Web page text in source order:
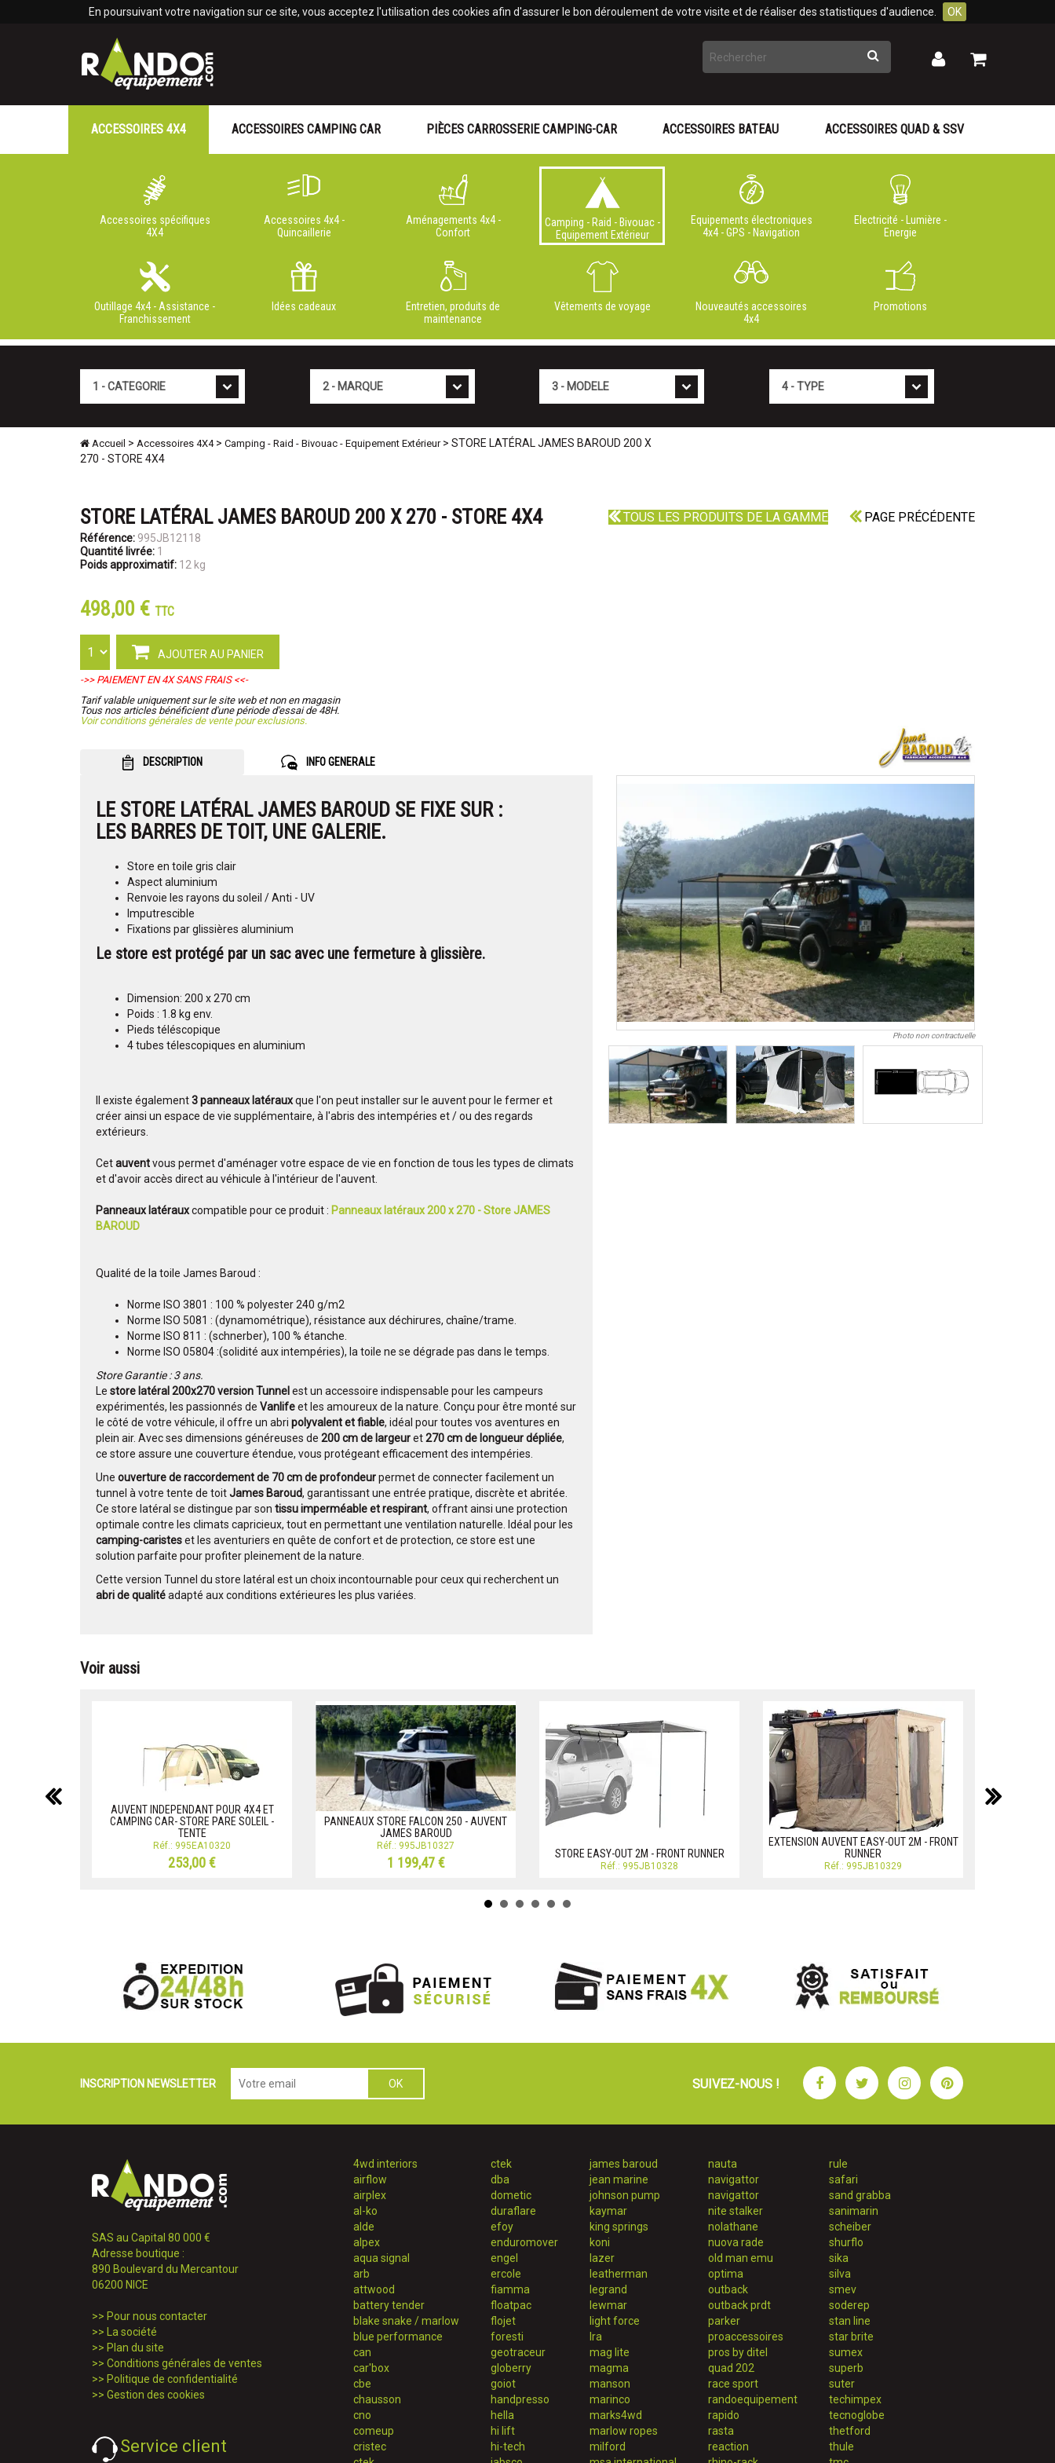
En poursuivant votre navigation sur ce site, vous acceptez l'utilisation des cookies afin d'assurer le bon déroulement de votre visite et de réaliser des statistiques d'audience. OK
Rechercher Mon
Mon
ACCESSOIRES 4X4
Accessoires spécifiques
4X4
Accessoires 4x4 -
Quincaillerie
Aménagements 4x4 -
Confort
Camping - Raid - Bivouac -
Equipement Extérieur
Equipements électroniques
4x4 - GPS - Navigation
Electricité - Lumière -
Energie
Outillage 4x4 - Assistance -
Franchissement
Idées cadeaux
Entretien, produits de
maintenance
Vêtements de voyage
Nouveautés accessoires
4x4
Promotions
ACCESSOIRES CAMPING CAR PIÈCES CARROSSERIE CAMPING-CAR ACCESSOIRES BATEAU ACCESSOIRES QUAD & SSV
Accueil > Accessoires 4X4> Camping - Raid - Bivouac - Equipement Extérieur> STORE LATÉRAL JAMES BAROUD 200 X
270 - STORE 4X4
TOUS LES PRODUITS DE LA GAMME PAGE PRÉCÉDENTE
STORE LATÉRAL JAMES BAROUD 200 X 270 - STORE 4X4
Référence: 995JB12118
Quantité livrée: 1
Poids approximatif: 12 kg
498,00 € TTC
AJOUTER AU PANIER
->> PAIEMENT EN 4X SANS FRAIS <<-
Tarif valable uniquement sur le site web et non en magasin
Tous nos articles bénéficient d'une période d'essai de 48H.
Voir conditions générales de vente pour exclusions.
DESCRIPTION INFO GENERALE
LE STORE LATÉRAL JAMES BAROUD SE FIXE SUR :
LESBARRES DE TOIT, UNE GALERIE.
Store en toile gris clair
Aspect aluminium
Renvoie les rayons du soleil / Anti - UV
Imputrescible
Fixations par glissières aluminium
Le store est protégé par un sac avec une fermeture à glissière.
Dimension: 200 x 270 cm
Poids : 1.8 kg env.
Pieds téléscopique
4 tubes télescopiques en aluminium
Il existe également3 panneaux latérauxque l'on peut installer sur le auvent pour le fermer et
créer ainsi un espace de vie supplémentaire, à l'abris des intempéries et / ou des regards
extérieurs.
Cetauventvous permet d'aménager votre espace de vie en fonction de tous les types de climats
et d'avoir accès direct au véhicule à l'intérieur de l'auvent.
Panneaux latérauxcompatible pour ce produit : Panneaux latéraux 200 x 270 - Store JAMES
BAROUD
Qualité de la toile James Baroud :
Norme ISO 3801 : 100 % polyester 240 g/m2
Norme ISO 5081 : (dynamométrique), résistance aux déchirures, chaîne/trame.
Norme ISO 811 : (schnerber), 100 % étanche.
Norme ISO 05804 :(solidité aux intempéries), la toile ne se dégrade pas dans le temps.
Store Garantie : 3 ans.
Le store latéral 200x270 version Tunnel est un accessoire indispensable pour les campeurs
expérimentés, les passionnés de Vanlifeet les amoureux de la nature. Conçu pour être monté sur
le côté de votre véhicule, il offre un abri polyvalent et fiable, idéal pour toutes vos aventures en
plein air. Avec ses dimensions généreuses de 200 cm de largeuret270 cm de longueur dépliée,
ce store assure une couverture étendue, vous protégeant efficacement des intempéries.
Une ouverture de raccordement de 70 cm de profondeurpermet de connecter facilement un
tunnel à votre tente de toitJames Baroud, garantissant une entrée pratique, discrète et abritée.
Ce store latéral se distingue par son tissu imperméable et respirant, offrant ainsi une protection
optimale contre les climats capricieux, tout en permettant une ventilation naturelle. Idéal pour les
camping-caristeset les aventuriers en quête de confort et de protection, ce store est une
solution parfaite pour profiter pleinement de la nature.
Cette version Tunnel du store latéral est un choix incontournable pour ceux qui recherchent un
abri de qualitéadapté aux conditions extérieures les plus variées.
Photo non contractuelle
Voir aussi
AUVENT INDEPENDANT POUR 4X4 ET
CAMPING CAR- STORE PARE SOLEIL -
TENTE
Réf.: 995EA10320
253,00 €
PANNEAUX STORE FALCON 250 - AUVENT
JAMES BAROUD
Réf.: 995JB10327
1 199,47 €
STORE EASY-OUT 2M - FRONT RUNNER
Réf.: 995JB10328
EXTENSION AUVENT EASY-OUT 2M - FRONT
RUNNER
Réf.: 995JB10329
précédent
INSCRIPTION NEWSLETTER SUIVEZ-NOUS ! FacebookTwitterInstagramPinterest
SAS au Capital 80 000 €
Adresse boutique :
890 Boulevard du Mercantour
06200 NICE
>> Pour nous contacter
>> La société
>> Plan du site
>> Conditions générales de ventes
>> Politique de confidentialité
>> Gestion des cookies
Service client
4wd interiors
airflow
airplex
al-ko
alde
alpex
aqua signal
arb
attwood
battery tender
blake snake / marlow
blue performance
can
car'box
cbe
chausson
cno
comeup
cristec
ctek
dba
dometic
duraflare
efoy
enduromover
engel
ercole
fiamma
floatpac
flojet
foresti
geotraceur
globerry
goiot
handpresso
hella
hi lift
hi-tech
james baroud
jean marine
johnson pump
kaymar
king springs
koni
lazer
leatherman
legrand
lewmar
light force
lra
mag lite
magma
manson
marinco
marks4wd
marlow ropes
milford
nauta
navigattor
navigattor
nite stalker
nolathane
nuova rade
old man emu
optima
outback
outback prdt
parker
proaccessoires
pros by ditel
quad 202
race sport
randoequipement
rapido
rasta
reaction
rule
safari
sand grabba
sanimarin
scheiber
shurflo
sika
silva
smev
soderep
stan line
star brite
sumex
superb
suter
techimpex
tecnoglobe
thetford
thule
Panneau de gestion des cookies